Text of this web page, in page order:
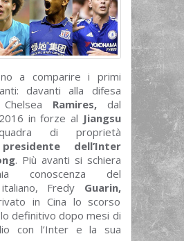
a comparire i primi
davanti alla difesa
Ramires, dal
in forze al Jiangsu
di proprietà
presidente dell’Inter
. Più avanti si schiera
conoscenza del
Fredy Guarin,
in Cina lo scorso
definitivo dopo mesi di
con l’Inter e la sua